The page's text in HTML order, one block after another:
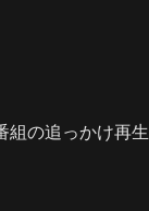
組の追っかけ再